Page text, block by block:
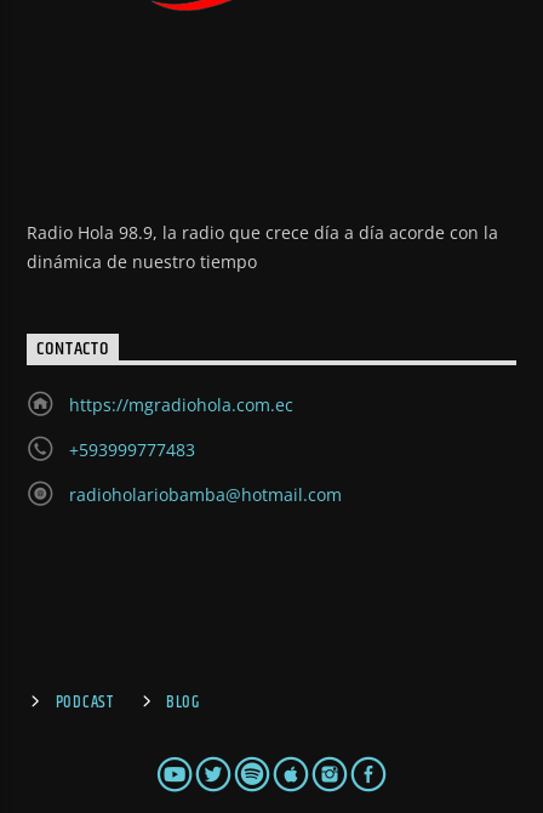
Radio Hola 98.9, la radio que crece día a día acorde con la
dinámica de nuestro tiempo
CONTACTO
https://mgradiohola.com.ec
+593999777483
radioholariobamba@hotmail.com
PODCAST BLOG